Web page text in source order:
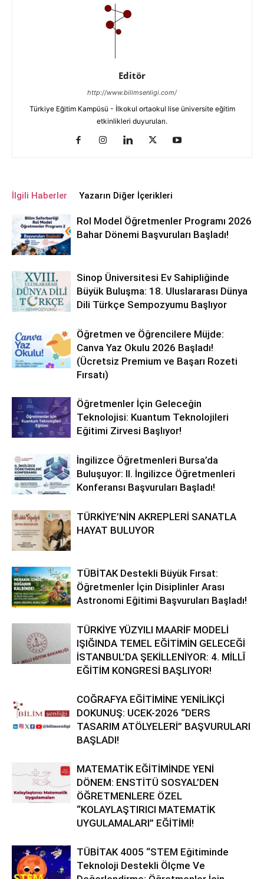
Editör
http://www.bilimsenligi.com/
Türkiye Eğitim Kampüsü - İlkokul ortaokul lise üniversite eğitim
etkinlikleri duyuruları.
İlgili Haberler Yazarın Diğer İçerikleri
Rol Model Öğretmenler Programı 2026
Bahar Dönemi Başvuruları Başladı!
Sinop Üniversitesi Ev Sahipliğinde
Büyük Buluşma: 18. Uluslararası Dünya
Dili Türkçe Sempozyumu Başlıyor
Öğretmen ve Öğrencilere Müjde:
Canva Yaz Okulu 2026 Başladı!
(Ücretsiz Premium ve Başarı Rozeti
Fırsatı)
Öğretmenler İçin Geleceğin
Teknolojisi: Kuantum Teknolojileri
Eğitimi Zirvesi Başlıyor!
İngilizce Öğretmenleri Bursa’da
Buluşuyor: II. İngilizce Öğretmenleri
Konferansı Başvuruları Başladı!
TÜRKİYE’NİN AKREPLERİ SANATLA
HAYAT BULUYOR
TÜBİTAK Destekli Büyük Fırsat:
Öğretmenler İçin Disiplinler Arası
Astronomi Eğitimi Başvuruları Başladı!
TÜRKİYE YÜZYILI MAARİF MODELİ
IŞIĞINDA TEMEL EĞİTİMİN GELECEĞİ
İSTANBUL’DA ŞEKİLLENİYOR: 4. MİLLÎ
EĞİTİM KONGRESİ BAŞLIYOR!
COĞRAFYA EĞİTİMİNE YENİLİKÇİ
DOKUNUŞ: UCEK-2026 “DERS
TASARIM ATÖLYELERİ” BAŞVURULARI
BAŞLADI!
MATEMATİK EĞİTİMİNDE YENİ
DÖNEM: ENSTİTÜ SOSYAL’DEN
ÖĞRETMENLERE ÖZEL
“KOLAYLAŞTIRICI MATEMATİK
UYGULAMALARI” EĞİTİMİ!
TÜBİTAK 4005 “STEM Eğitiminde
Teknoloji Destekli Ölçme Ve